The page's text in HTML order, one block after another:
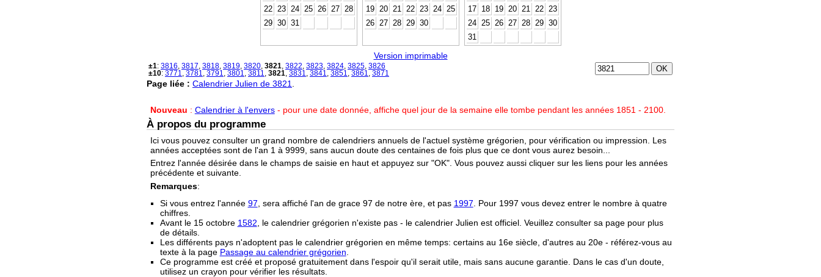
22
23 24 25 26 27
28
29 30 31
19
20 21 22 23 24
25
26
27 28 29 30
17
18 19 20 21 22
23
24
25 26 27 28 29 30
31
Version imprimable
±1: 3816 3817 3818 3819 3820 3821 3822 3823 3824 3825 3826
±10: 3771 3781 3791 3801 3811 3821 3831 3841 3851 3861 3871
Page liée : Calendrier Julien de 3821
Nouveau : Calendrier à l'envers- pour une date donnée, affiche quel jour de la semaine elle tombe pendant les années 1851 - 2100.
À propos du programme
Ici vous pouvez consulter un grand nombre de calendriers annuels de l'actuel système grégorien, pour vérification ou impression. Les
années acceptées sont de l'an 1 à 9999, sans aucun doute des centaines de fois plus que ce dont vous aurez besoin...
Entrez l'année désirée dans le champs de saisie en haut et appuyez sur "OK". Vous pouvez aussi cliquer sur les liens pour les années
précédente et suivante.
Remarques:
Si vous entrez l'année 97 , sera affiché l'an de grace 97 de notre ère, et pas 1997 . Pour 1997 vous devez entrer le nombre à quatre
chiffres.
Avant le 15 octobre 1582 , le calendrier grégorien n'existe pas - le calendrier Julien est officiel. Veuillez consulter sa page pour plus
de détails.
Les différents pays n'adoptent pas le calendrier grégorien en même temps: certains au 16e siècle, d'autres au 20e - référez-vous au
texte à la page Passage au calendrier grégorien
Ce programme est créé et proposé gratuitement dans l'espoir qu'il serait utile, mais sans aucune garantie. Dans le cas d'un doute,
utilisez un crayon pour vérifier les résultats.